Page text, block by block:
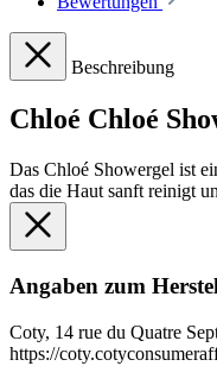
Beschreibung
Chloé Chloé
Das Chloé Showergel ist
das die Haut sanft reinigt
Angaben zum
Coty, 14 rue du Quatre
https://